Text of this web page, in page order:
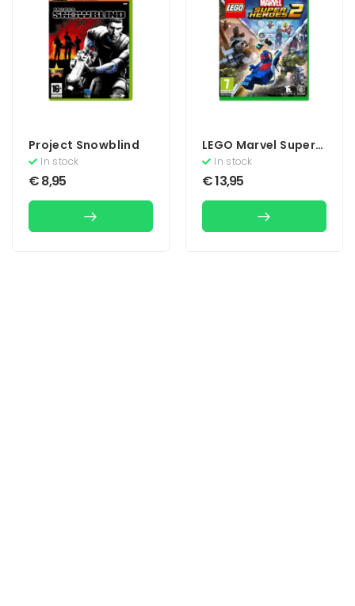
Project Snowblind
In stock
€8,95
LEGO Marvel Super
Heroes 2
In stock
€13,95